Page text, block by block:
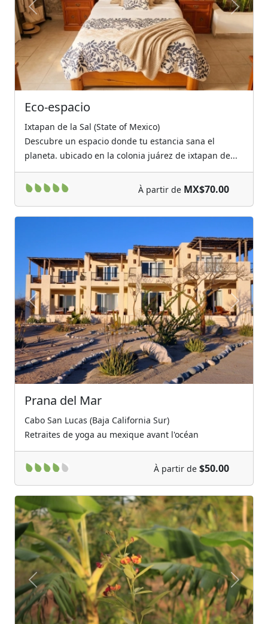
Previous Next
Eco-espacio
Ixtapan de la Sal (State of Mexico)
Descubre un espacio donde tu estancia sana el
planeta. ubicado en la colonia juárez de ixtapan de...
À partir de MX$70.00
Previous Next
Prana del Mar
Cabo San Lucas (Baja California Sur)
Retraites de yoga au mexique avant l'océan
À partir de $50.00
Previous Next